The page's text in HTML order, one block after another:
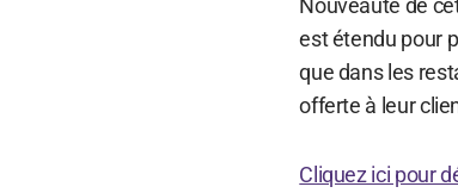
Nouveauté de
est étendu pour
que dans les
offerte à leur
Cliquez ici pour